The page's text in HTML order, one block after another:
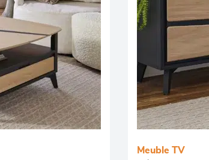
Meuble TV